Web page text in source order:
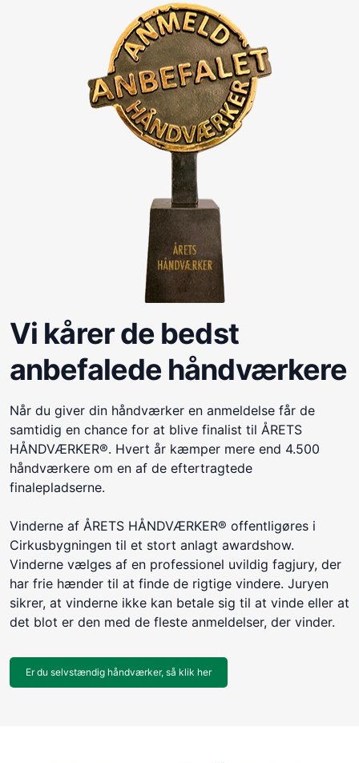
Vi kårer de bedst
anbefalede håndværkere
Når du giver din håndværker en anmeldelse får de
samtidig en chance for at blive finalist til ÅRETS
HÅNDVÆRKER®. Hvert år kæmper mere end 4.500
håndværkere om en af de eftertragtede
finalepladserne.
Vinderne af ÅRETS HÅNDVÆRKER® offentligøres i
Cirkusbygningen til et stort anlagt awardshow.
Vinderne vælges af en professionel uvildig fagjury, der
har frie hænder til at finde de rigtige vindere. Juryen
sikrer, at vinderne ikke kan betale sig til at vinde eller at
det blot er den med de fleste anmeldelser, der vinder.
Er du selvstændig håndværker, så klik her